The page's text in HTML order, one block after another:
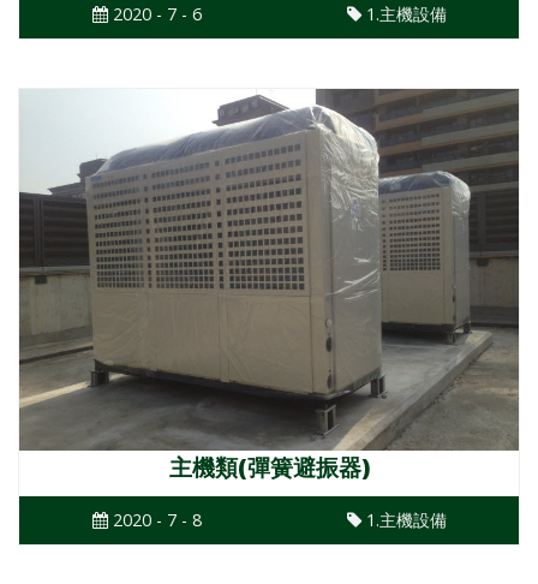
2020 - 7 - 6 1.主機設備
主機類(彈簧避振器)
2020 - 7 - 8 1.主機設備